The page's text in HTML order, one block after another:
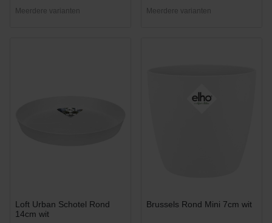
Meerdere varianten Meerdere varianten
Loft Urban Schotel Rond
14cm wit
Brussels Rond Mini 7cm wit